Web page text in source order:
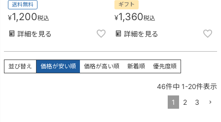
送料無料
¥1,200税込
詳細を見る
ギフト
¥1,360税込
詳細を見る
並び替え 価格が安い順 価格が高い順 新着順 優先度順
46件中 1-20件表示
1
2 3